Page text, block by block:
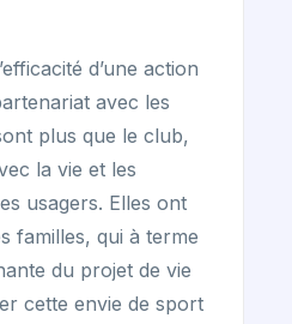
d’une action
avec les
plus que le club,
la vie et les
usagers. Elles ont
familles, qui à terme
du projet de vie
cette envie de sport